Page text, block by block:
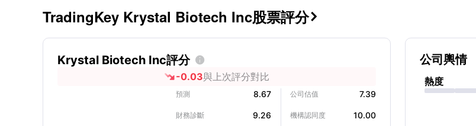
TradingKey Krystal Biotech Inc股票評分
Krystal Biotech Inc評分 
-0.03與上次評分對比
預測 8.67
財務診斷 9.26
公司估值 7.39
機構認同度 10.00
公司輿情
熱度